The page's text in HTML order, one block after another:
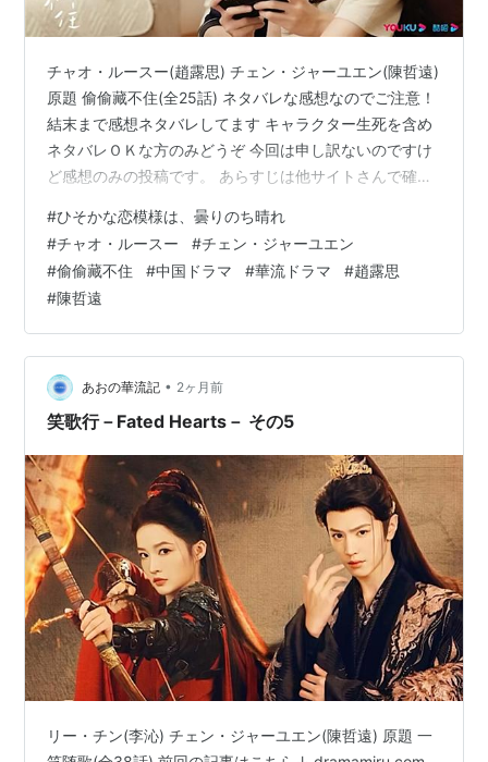
チャオ・ルースー(趙露思) チェン・ジャーユエン(陳哲遠)
原題 偷偷藏不住(全25話) ネタバレな感想なのでご注意！
結末まで感想ネタバレしてます キャラクター生死を含め
ネタバレＯＫな方のみどうぞ 今回は申し訳ないのですけ
ど感想のみの投稿です。 あらすじは他サイトさんで確認
ど、現代ドラマと恋愛ものというハードルで見てなかっ
たんですよね。 今回箸休め的にWOWOWの配信見ててラ
インナップの中からちょっと見てみようかなーという思
いつきでクリックして、既に夜遅かったことに後悔しま
した(笑) 続き見たくても既に深夜じゃん！泣く泣く翌日
に三話以降持ち越…
#ひそかな恋模様は、曇りのち晴れ
#チャオ・ルースー #チェン・ジャーユエン
#偷偷藏不住 #中国ドラマ #華流ドラマ #趙露思
#陳哲遠
あおの華流記 • 2ヶ月前
笑歌行－Fated Hearts－ その5
リー・チン(李沁) チェン・ジャーユエン(陳哲遠) 原題 一